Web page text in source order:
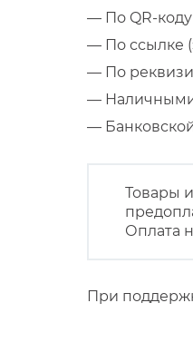
— По QR-коду
— По ссылке
— По
—
—
Товары
Оплата
При